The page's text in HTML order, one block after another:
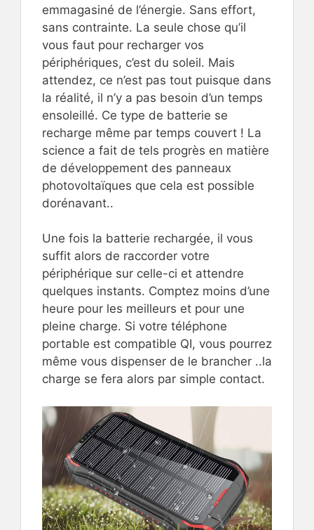
emmagasiné de l’énergie. Sans effort,
sans contrainte. La seule chose qu’il
vous faut pour recharger vos
périphériques, c’est du soleil. Mais
attendez, ce n’est pas tout puisque dans
la réalité, il n’y a pas besoin d’un temps
ensoleillé. Ce type de batterie se
recharge même par temps couvert ! La
science a fait de tels progrès en matière
de développement des panneaux
photovoltaïques que cela est possible
dorénavant..
Une fois la batterie rechargée, il vous
suffit alors de raccorder votre
périphérique sur celle-ci et attendre
quelques instants. Comptez moins d’une
heure pour les meilleurs et pour une
pleine charge. Si votre téléphone
portable est compatible QI, vous pourrez
même vous dispenser de le brancher ..la
charge se fera alors par simple contact.